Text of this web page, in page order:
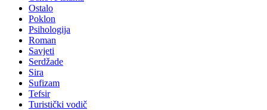
Ostalo
Poklon
Psihologija
Roman
Savjeti
Serdžade
Sira
Sufizam
Tefsir
Turistički vodič